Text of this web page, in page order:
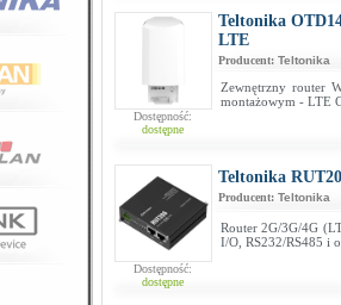
Dostępność:
dostępne
Teltonika
LTE
Producent: Teltonika
Zewnętrzny router
montażowym - LTE
Dostępność:
dostępne
Teltonika
Producent: Teltonika
Router 2G/3G/4G
I/O, RS232/RS485 i